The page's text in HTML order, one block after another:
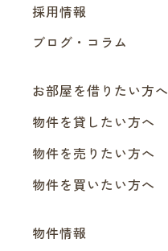
採用情報
ブログ・コラム
お部屋を借りたい方へ
物件を貸したい方へ
物件を売りたい方へ
物件を買いたい方へ
物件情報